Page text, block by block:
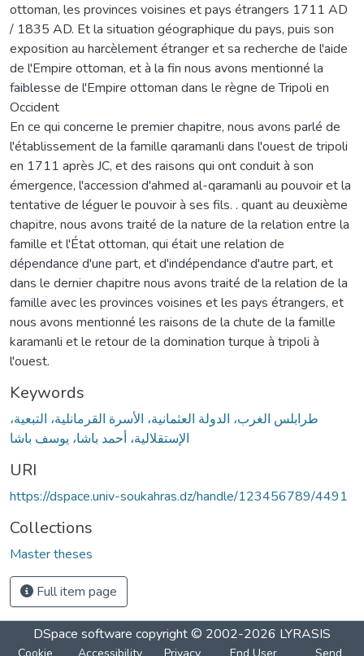
ottoman, les provinces voisines et pays étrangers 1711 AD
/ 1835 AD. Et la situation géographique du pays, puis son
exposition au harcèlement étranger et sa recherche de l'aide
de l'Empire ottoman, et à la fin nous avons mentionné la
faiblesse de l'Empire ottoman dans le règne de Tripoli en
Occident
En ce qui concerne le premier chapitre, nous avons parlé de
l'établissement de la famille qaramanli dans l'ouest de tripoli
en 1711 après JC, et des raisons qui ont conduit à son
émergence, l'accession d'ahmed al-qaramanli au pouvoir et la
tentative de léguer le pouvoir à ses fils. . quant au deuxième
chapitre, nous avons traité de la nature de la relation entre la
famille et l'État ottoman, qui était une relation de
dépendance d'une part, et d'indépendance d'autre part, et
dans le dernier chapitre nous avons traité de la relation de la
famille avec les provinces voisines et les pays étrangers, et
nous avons mentionné les raisons de la chute de la famille
karamanli et le retour de la domination turque à tripoli à
l'ouest.
Keywords
طرابلس الغرب، الدولة العثمانية، الأسرة القرمانلية، التبعية،
الإستقلالية، أحمد باشا، يوسف باشا
URI
https://dspace.univ-soukahras.dz/handle/123456789/4491
Collections
Master theses
Full item page
DSpace software copyright © 2002-2026 LYRASIS